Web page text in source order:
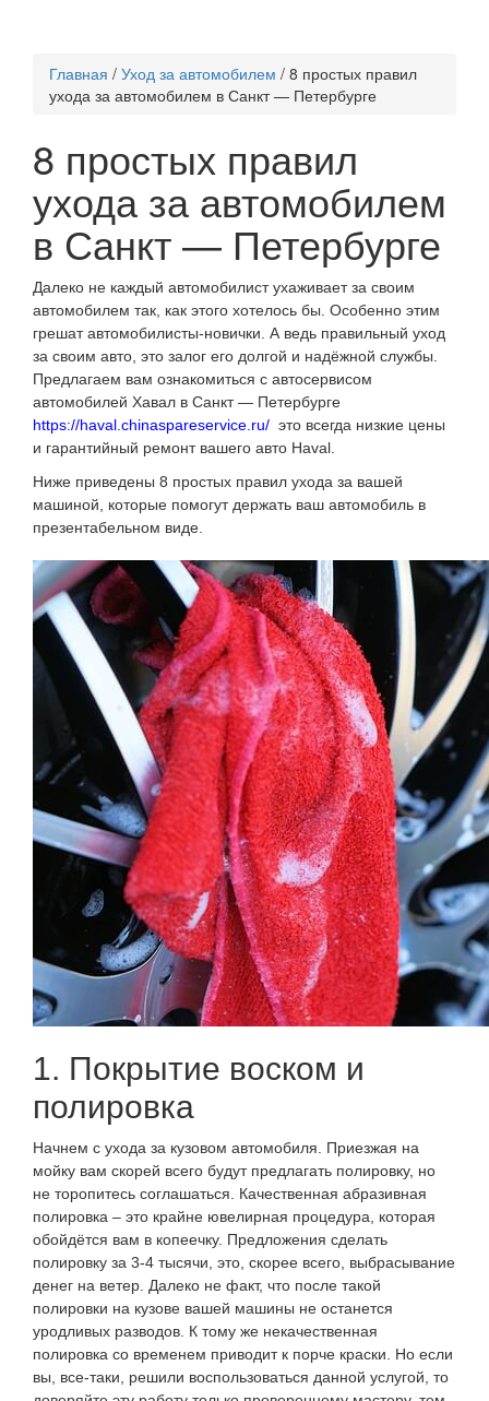
Главная / Уход за автомобилем / 8 простых правил
ухода за автомобилем в Санкт — Петербурге
8 простых правил
ухода за автомобилем
в Санкт — Петербурге
Далеко не каждый автомобилист ухаживает за своим
автомобилем так, как этого хотелось бы. Особенно этим
грешат автомобилисты-новички. А ведь правильный уход
за своим авто, это залог его долгой и надёжной службы.
Предлагаем вам ознакомиться с автосервисом
автомобилей Хавал в Санкт — Петербурге
https://haval.chinaspareservice.ru/ это всегда низкие цены
и гарантийный ремонт вашего авто Haval.
Ниже приведены 8 простых правил ухода за вашей
машиной, которые помогут держать ваш автомобиль в
презентабельном виде.
1. Покрытие воском и
полировка
Начнем с ухода за кузовом автомобиля. Приезжая на
мойку вам скорей всего будут предлагать полировку, но
не торопитесь соглашаться. Качественная абразивная
полировка – это крайне ювелирная процедура, которая
обойдётся вам в копеечку. Предложения сделать
полировку за 3-4 тысячи, это, скорее всего, выбрасывание
денег на ветер. Далеко не факт, что после такой
полировки на кузове вашей машины не останется
уродливых разводов. К тому же некачественная
полировка со временем приводит к порче краски. Но если
вы, все-таки, решили воспользоваться данной услугой, то